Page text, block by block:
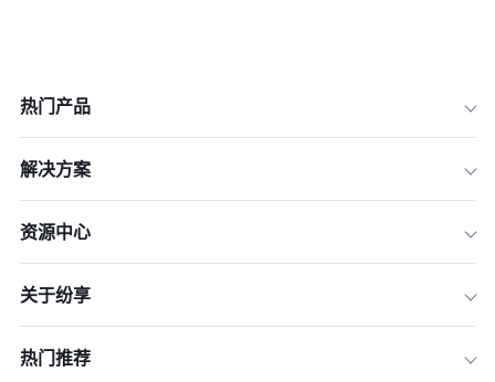
热门产品
解决方案
资源中心
关于纷享
热门推荐